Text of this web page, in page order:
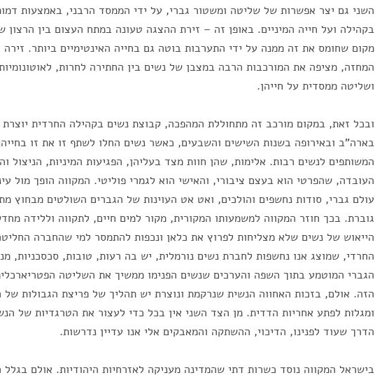
השני גם יצר אפשרות של שליטה ומשטור גברי, על ידי הממסד הרבני, באמצעות
בקהילה ועל חייה המיניים. באופן זה – זירת ההצגה טעונה במתח העצום בין הרצון
מקום שחומס את זה ממנה על ידי התערבות בוטה גם בחייה האינטימיים ביותר.
המחזה, מציפה את המורכבות הרבה במצבן של נשים בין החתירה לחרות,
ושליטה ממסדית על חייהן.
ובכל זאת, במקום מורכב זה מתחוללת המהפכה, קבוצת נשים בקהילה החרדית
בארה"ב ובאירופה בשנות השישים והשבעים, כאשר נשים החלו לשתף זו את זו
המשותפים לנשים רבות. אלימות, שהן חוות מצד בעליהן, הפגיעות המיניות, הניצול
העובדה, שהפרטי הוא בעצם ציבורי, והאישי הוא לגמרי פוליטי. המקווה הופך מול
עולם גברי, סודות נחשפים והולכים, ואט אט העוינות של הגברים השולטים מבחוץ
גוברת. בכך חוזר המקווה למשמעותו המקורית, מקור למים חיים, לתקווה וללידה
הייאוש של נשים שלא מצליחות לפרוץ את כלאן ונכפות להתמסר למי שהחברה
החרדי, שמוצג אנו נחשפות לחברת נשים נורמלית, יש בה רעות, טובות, סכסכניות,
הגברי המוטמע בתוך השפה והערכים שנשים הפנימו ממשיך את השליטה
הזה. אולם, בזכות האחווה הנשית שנרקמת ונוצרת יש תהליך של פריצת הגבולות
ומגלות לפתע אחריות הדדית. מן הצד השני אין בכל כדי לעצור את הטרגדיות של
הדרך שעוד לפנינו, הדיכוי, ההשתקה והמאבקים אלי אנו עדיין נדרשות.
בישראל המקווה נוסד כשרות דתי שהמדינה מעניקה לאזרחיות היהודיות. אולם בגלל